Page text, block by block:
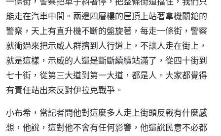
能走在汽車中間。兩邊四層樓的屋頂上站著拿機關鎗的
警察，天上有直升機不斷的盤旋著，每走一條街，警察
就衝過來把示威人群擠到人行道上，不讓人走在街上，
就是這樣，示威的人還是斷斷續續站滿了，從四十街到
七十街，從第三大道到第一大道，都是人。大家都覺得
有責任站出來反對伊拉克戰爭。
小布希，當記者問他對這麼多人走上街頭反戰有什麼感
想，他說，這對他不會有任何影響，他還說民意不必都